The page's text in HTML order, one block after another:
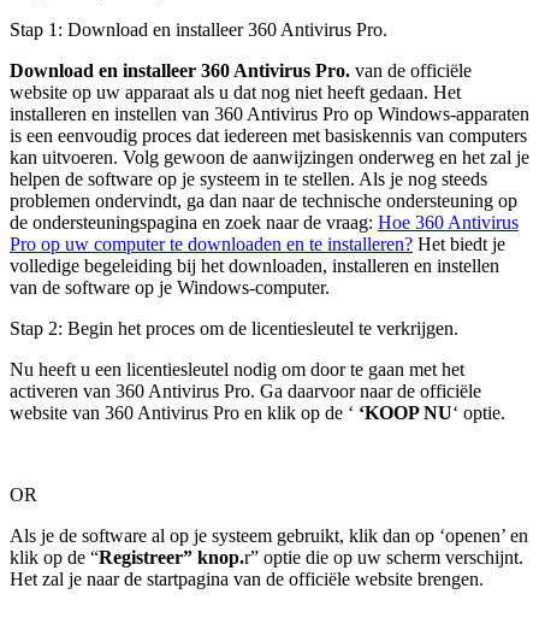
Stap 1: Download en installeer 360 Antivirus Pro.
Download en installeer 360 Antivirus Pro. van de officiële
website op uw apparaat als u dat nog niet heeft gedaan. Het
installeren en instellen van 360 Antivirus Pro op Windows-apparaten
is een eenvoudig proces dat iedereen met basiskennis van computers
kan uitvoeren. Volg gewoon de aanwijzingen onderweg en het zal je
helpen de software op je systeem in te stellen. Als je nog steeds
problemen ondervindt, ga dan naar de technische ondersteuning op
de ondersteuningspagina en zoek naar de vraag: Hoe 360 Antivirus
Pro op uw computer te downloaden en te installeren? Het biedt je
volledige begeleiding bij het downloaden, installeren en instellen
van de software op je Windows-computer.
Stap 2: Begin het proces om de licentiesleutel te verkrijgen.
Nu heeft u een licentiesleutel nodig om door te gaan met het
activeren van 360 Antivirus Pro. Ga daarvoor naar de officiële
website van 360 Antivirus Pro en klik op de ‘ ‘KOOP NU‘ optie.
OR
Als je de software al op je systeem gebruikt, klik dan op ‘openen’ en
klik op de “Registreer” knop.r” optie die op uw scherm verschijnt.
Het zal je naar de startpagina van de officiële website brengen.